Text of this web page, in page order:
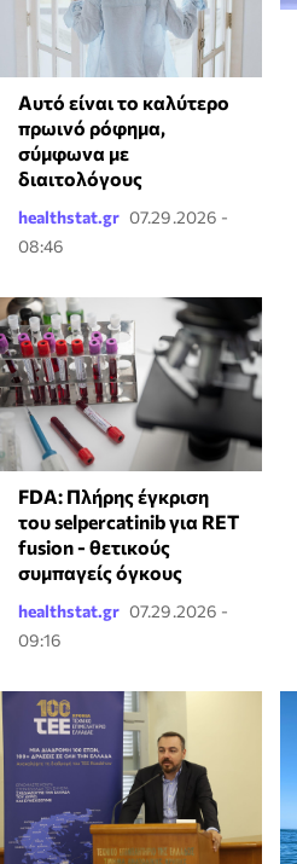
Αυτό είναι το καλύτερο
πρωινό ρόφημα,
σύμφωνα με
διαιτολόγους
healthstat.gr 07.29.2026 -
08:46
FDA: Πλήρης έγκριση
του selpercatinib για RET
fusion - θετικούς
συμπαγείς όγκους
healthstat.gr 07.29.2026 -
09:16